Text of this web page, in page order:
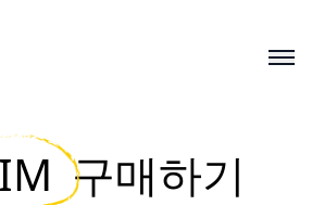
구매하기